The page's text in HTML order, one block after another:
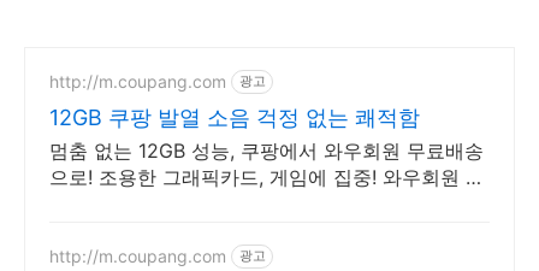
http://m.coupang.com 광고
12GB 쿠팡 발열 소음 걱정 없는 쾌적함
멈춤 없는 12GB 성능, 쿠팡에서 와우회원 무료배송
으로! 조용한 그래픽카드, 게임에 집중! 와우회원 무
http://m.coupang.com 광고